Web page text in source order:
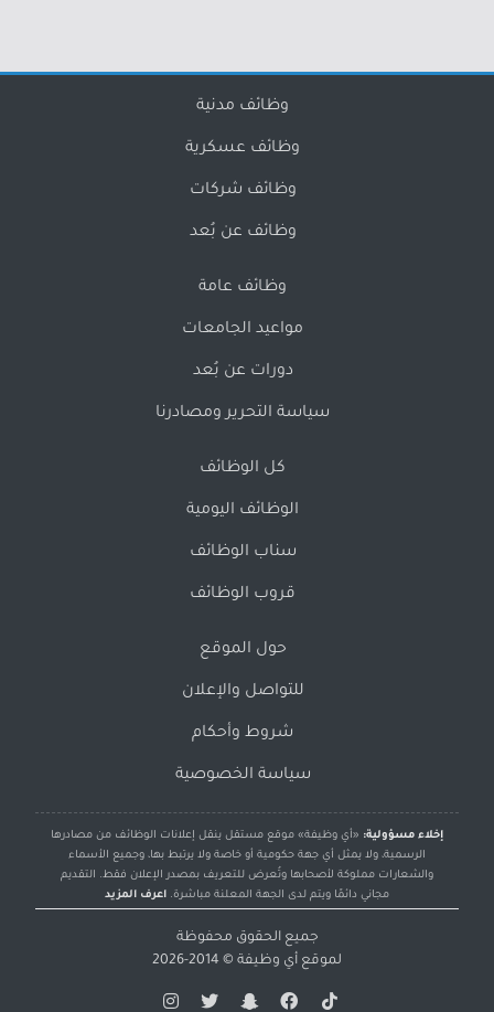
وظائف مدنية
وظائف عسكرية
وظائف شركات
وظائف عن بُعد
وظائف عامة
مواعيد الجامعات
دورات عن بُعد
سياسة التحرير ومصادرنا
كل الوظائف
الوظائف اليومية
سناب الوظائف
قروب الوظائف
حول الموقع
للتواصل والإعلان
شروط وأحكام
سياسة الخصوصية
إخلاء مسؤولية: «أي وظيفة» موقع مستقل ينقل إعلانات الوظائف من مصادرها
الرسمية، ولا يمثل أي جهة حكومية أو خاصة ولا يرتبط بها، وجميع الأسماء
والشعارات مملوكة لأصحابها وتُعرض للتعريف بمصدر الإعلان فقط. التقديم
مجاني دائمًا ويتم لدى الجهة المعلنة مباشرة. اعرف المزيد
جميع الحقوق محفوظة
لموقع أي وظيفة © 2014-2026